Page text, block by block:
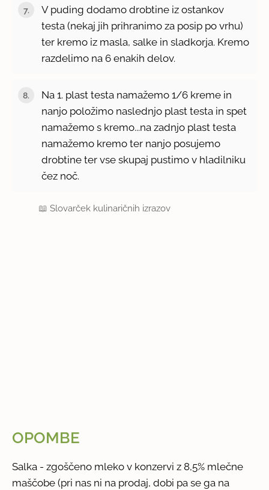
V puding dodamo drobtine iz ostankov
testa (nekaj jih prihranimo za posip po vrhu)
ter kremo iz masla, salke in sladkorja. Kremo
razdelimo na 6 enakih delov.
Na 1. plast testa namažemo 1/6 kreme in
nanjo položimo naslednjo plast testa in spet
namažemo s kremo...na zadnjo plast testa
namažemo kremo ter nanjo posujemo
drobtine ter vse skupaj pustimo v hladilniku
čez noč.
📖Slovarček kulinaričnih izrazov
OPOMBE
Salka - zgoščeno mleko v konzervi z 8,5% mlečne
maščobe (pri nas ni na prodaj, dobi pa se ga na